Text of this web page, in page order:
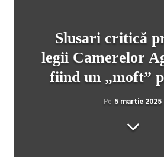
Slusari critică
legii Camerelor
fiind un „moft”
Pe 5 martie 2025